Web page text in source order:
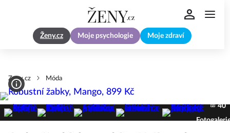
Ženy.cz Moje psychologie Moje zdraví
Zeny.cz Móda
40